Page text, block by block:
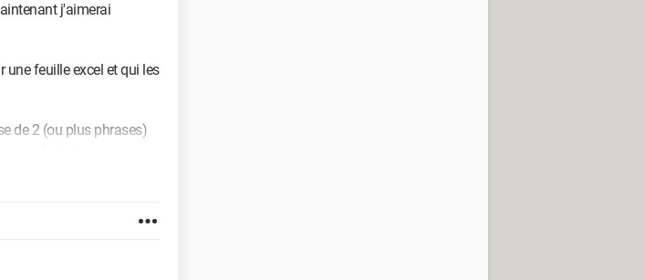
j'aimerai
feuille excel et qui les
de 2 (ou plus phrases)
de texte.
pars à 6h demain matin.